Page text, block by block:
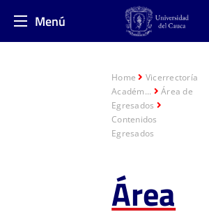
Menú
Home
Vicerrectoría
Académ...
Área de
Egresados
Contenidos
Egresados
Área